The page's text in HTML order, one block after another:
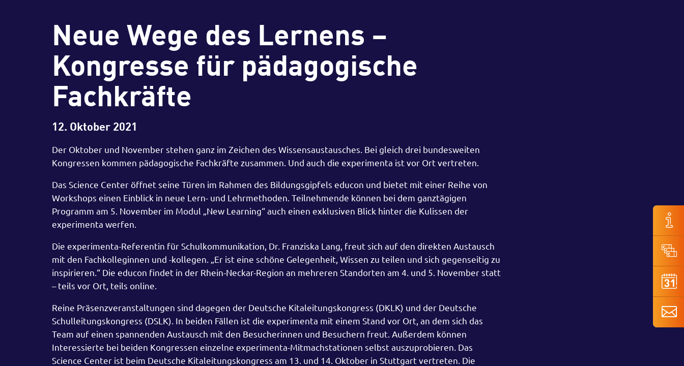
Neue Wege des Lernens –
Kongresse für pädagogische
Fachkräfte
12. Oktober 2021
Der Oktober und November stehen ganz im Zeichen des Wissensaustausches. Bei gleich drei bundesweiten
Kongressen kommen pädagogische Fachkräfte zusammen. Und auch die experimenta ist vor Ort vertreten.
Das Science Center öffnet seine Türen im Rahmen des Bildungsgipfels educon und bietet mit einer Reihe von
Workshops einen Einblick in neue Lern- und Lehrmethoden. Teilnehmende können bei dem ganztägigen
Programm am 5. November im Modul „New Learning“ auch einen exklusiven Blick hinter die Kulissen der
experimenta werfen.
Die experimenta-Referentin für Schulkommunikation, Dr. Franziska Lang, freut sich auf den direkten Austausch
mit den Fachkolleginnen und -kollegen. „Er ist eine schöne Gelegenheit, Wissen zu teilen und sich gegenseitig zu
inspirieren.“ Die educon findet in der Rhein-Neckar-Region an mehreren Standorten am 4. und 5. November statt
– teils vor Ort, teils online.
Reine Präsenzveranstaltungen sind dagegen der Deutsche Kitaleitungskongress (DKLK) und der Deutsche
Schulleitungskongress (DSLK). In beiden Fällen ist die experimenta mit einem Stand vor Ort, an dem sich das
Team auf einen spannenden Austausch mit den Besucherinnen und Besuchern freut. Außerdem können
Interessierte bei beiden Kongressen einzelne experimenta-Mitmachstationen selbst auszuprobieren. Das
Science Center ist beim Deutsche Kitaleitungskongress am 13. und 14. Oktober in Stuttgart vertreten. Die